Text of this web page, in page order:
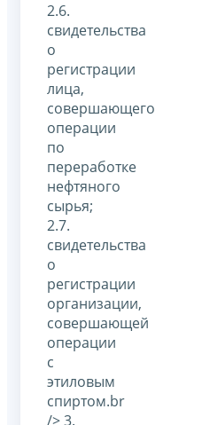
2.6.
свидетельства
о
регистрации
лица,
совершающего
операции
по
переработке
нефтяного
сырья;
2.7.
свидетельства
о
регистрации
организации,
совершающей
операции
с
этиловым
спиртом.br
/> 3.